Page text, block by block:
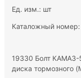
Ед. изм.: шт
Каталожный
19330 Болт КАМАЗ-
диска тормозного